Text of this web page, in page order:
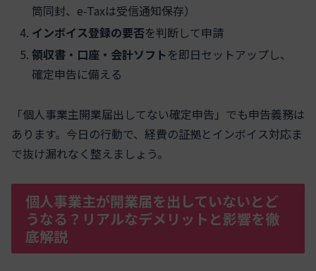
筒同封、e-Taxは受信通知保存）
インボイス登録の要否を判断して申請
領収書・口座・会計ソフトを即日セットアップし、
確定申告に備える
「個人事業主開業届出してない確定申告」でも申告義務は
あります。今日の行動で、経費の証拠とインボイス対応ま
で抜け漏れなく整えましょう。
個人事業主が開業届を出していないとど
うなる？リアルなデメリットと影響を徹
底解説